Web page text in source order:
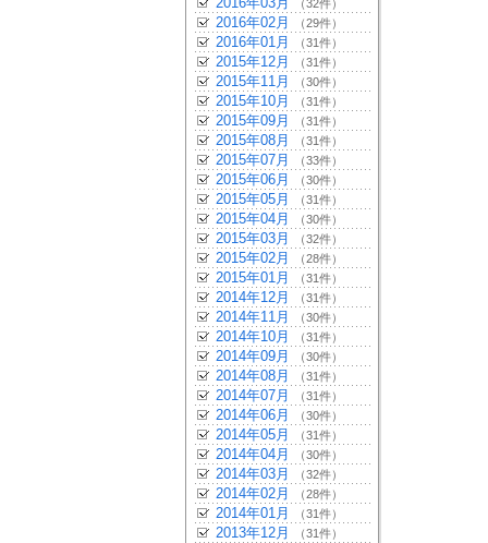
（32件）
2016年02月 （29件）
2016年01月 （31件）
2015年12月 （31件）
2015年11月 （30件）
2015年10月 （31件）
2015年09月 （31件）
2015年08月 （31件）
2015年07月 （33件）
2015年06月 （30件）
2015年05月 （31件）
2015年04月 （30件）
2015年03月 （32件）
2015年02月 （28件）
2015年01月 （31件）
2014年12月 （31件）
2014年11月 （30件）
2014年10月 （31件）
2014年09月 （30件）
2014年08月 （31件）
2014年07月 （31件）
2014年06月 （30件）
2014年05月 （31件）
2014年04月 （30件）
2014年03月 （32件）
2014年02月 （28件）
2014年01月 （31件）
2013年12月 （31件）